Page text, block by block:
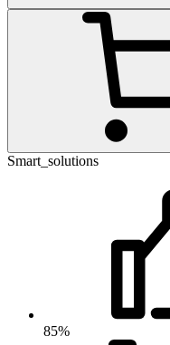
Smart_solutions
85%